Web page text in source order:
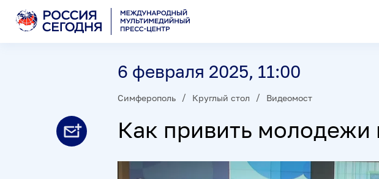
6 февраля 2025, 11:00
Симферополь Круглый стол Видеомост
Как привить молодежи